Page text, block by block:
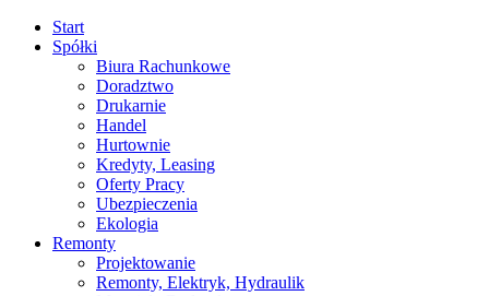
Start
Spółki
Biura Rachunkowe
Doradztwo
Drukarnie
Handel
Hurtownie
Kredyty, Leasing
Oferty Pracy
Ubezpieczenia
Ekologia
Remonty
Projektowanie
Remonty, Elektryk, Hydraulik